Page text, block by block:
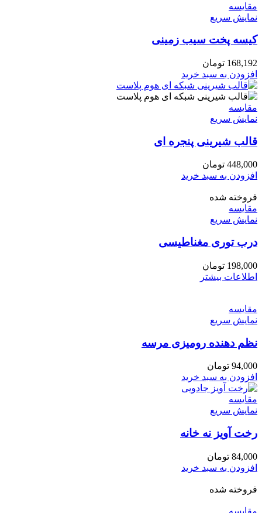
مقايسه
نمایش سریع
کیسه پخت سیب زمینی
168,192 تومان
افزودن به سبد خرید
مقايسه
نمایش سریع
قالب شیرینی پنجره ای
448,000 تومان
افزودن به سبد خرید
فروخته شده
مقايسه
نمایش سریع
درب توری مغناطیسی
198,000 تومان
اطلاعات بیشتر
مقايسه
نمایش سریع
نظم دهنده رومیزی مرسه
94,000 تومان
افزودن به سبد خرید
مقايسه
نمایش سریع
رخت آویز نه خانه
84,000 تومان
افزودن به سبد خرید
فروخته شده
مقايسه